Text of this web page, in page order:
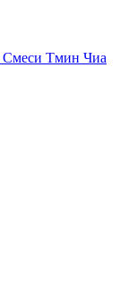
Смеси Тмин Чиа